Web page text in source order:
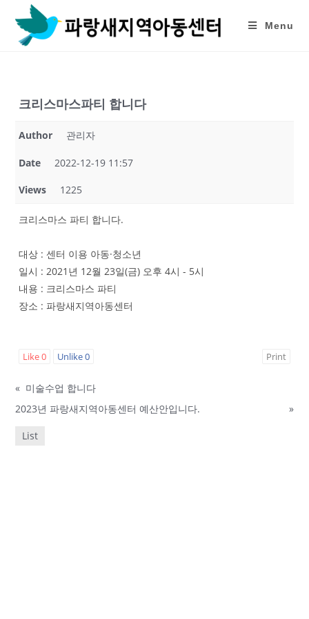
content
Menu
크리스마스파티 합니다
Author 관리자
Date 2022-12-19 11:57
Views 1225
크리스마스 파티 합니다.
대상 : 센터 이용 아동·청소년
일시 : 2021년 12월 23일(금) 오후 4시 - 5시
내용 : 크리스마스 파티
장소 : 파랑새지역아동센터
Like0 Unlike0 Print
« 미술수업 합니다
2023년 파랑새지역아동센터 예산안입니다.
»
List